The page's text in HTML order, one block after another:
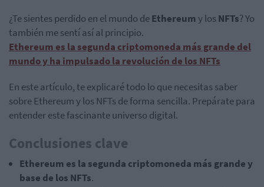
¿Te sientes perdido en el mundo deEthereumy losNFTs? Yo
también me sentí así al principio.
Ethereum es la segunda criptomoneda más grande del
mundo y ha impulsado la revolución de los NFTs
En este artículo, te explicaré todo lo que necesitas saber
sobre Ethereum y los NFTs de forma sencilla. Prepárate para
entender este fascinante universo digital.
Conclusiones clave
Ethereum es la segunda criptomoneda más grande y
base de los NFTs.